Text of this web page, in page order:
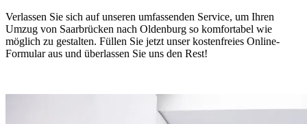
Verlassen Sie sich auf unseren umfassenden Service, um Ihren
Umzug von Saarbrücken nach Oldenburg so komfortabel wie
möglich zu gestalten. Füllen Sie jetzt unser kostenfreies Online-
Formular aus und überlassen Sie uns den Rest!